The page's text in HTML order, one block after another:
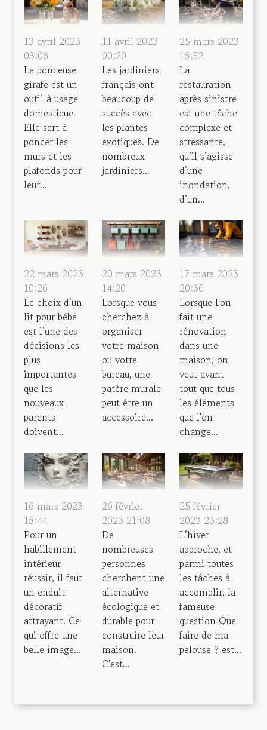
13 avril 2023
03:06
La ponceuse
girafe est un
outil à usage
domestique.
Elle sert à
poncer les
murs et les
plafonds pour
leur...
11 avril 2023
00:20
Les jardiniers
français ont
beaucoup de
succès avec
les plantes
exotiques. De
nombreux
jardiniers...
25 mars 2023
16:52
La
restauration
après sinistre
est une tâche
complexe et
stressante,
qu’il s’agisse
d’une
inondation,
d’un...
22 mars 2023
10:26
Le choix d’un
lit pour bébé
est l’une des
décisions les
plus
importantes
que les
nouveaux
parents
doivent...
20 mars 2023
14:20
Lorsque vous
cherchez à
organiser
votre maison
ou votre
bureau, une
patère murale
peut être un
accessoire...
17 mars 2023
20:36
Lorsque l'on
fait une
rénovation
dans une
maison, on
veut avant
tout que tous
les éléments
que l'on
change...
16 mars 2023
18:44
Pour un
habillement
intérieur
réussir, il faut
un enduit
décoratif
attrayant. Ce
qui offre une
belle image...
26 février
2023 21:08
De
nombreuses
personnes
cherchent une
alternative
écologique et
durable pour
construire leur
maison.
C'est...
25 février
2023 23:28
L’hiver
approche, et
parmi toutes
les tâches à
accomplir, la
fameuse
question Que
faire de ma
pelouse ? est...